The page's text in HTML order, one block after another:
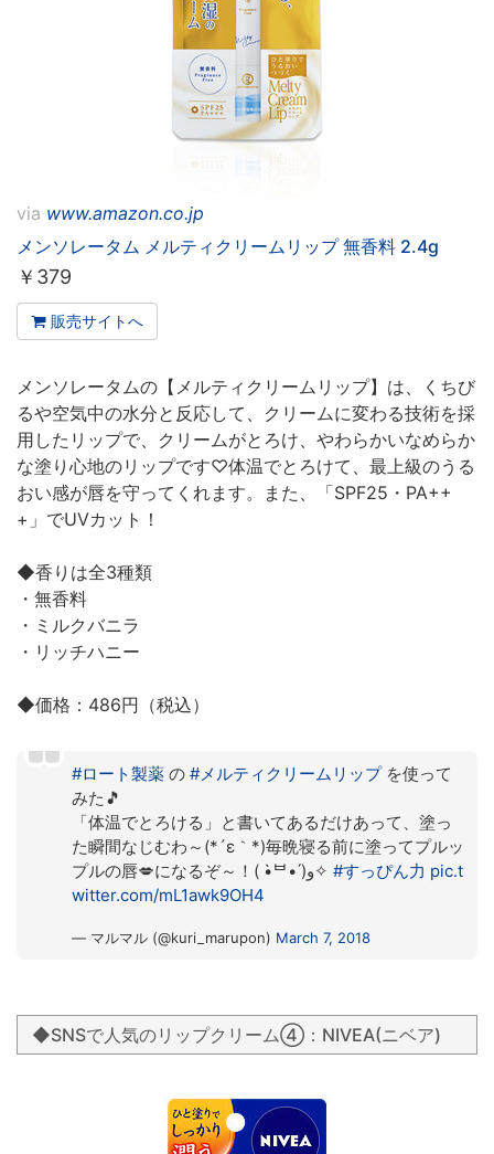
via www.amazon.co.jp
メンソレータム メルティクリームリップ 無香料 2.4g
￥ 379
販売サイトへ
メンソレータムの【メルティクリームリップ】は、くちび
るや空気中の水分と反応して、クリームに変わる技術を採
用したリップで、クリームがとろけ、やわらかいなめらか
な塗り心地のリップです♡体温でとろけて、最上級のうる
おい感が唇を守ってくれます。また、「SPF25・PA++
+」でUVカット！
◆香りは全3種類
・無香料
・ミルクバニラ
・リッチハニー
◆価格：486円（税込）
#ロート製薬 の #メルティクリームリップを使って
みた🎵
「体温でとろける」と書いてあるだけあって、塗っ
た瞬間なじむわ～(*´ε｀*)毎晩寝る前に塗ってプルッ
プルの唇💋になるぞ～！( •̀ᄇ• ́)ﻭ✧ #すっぴん力 pic.t
witter.com/mL1awk9OH4
— マルマル (@kuri_marupon) March 7, 2018
◆SNSで人気のリップクリーム④：NIVEA(ニベア)